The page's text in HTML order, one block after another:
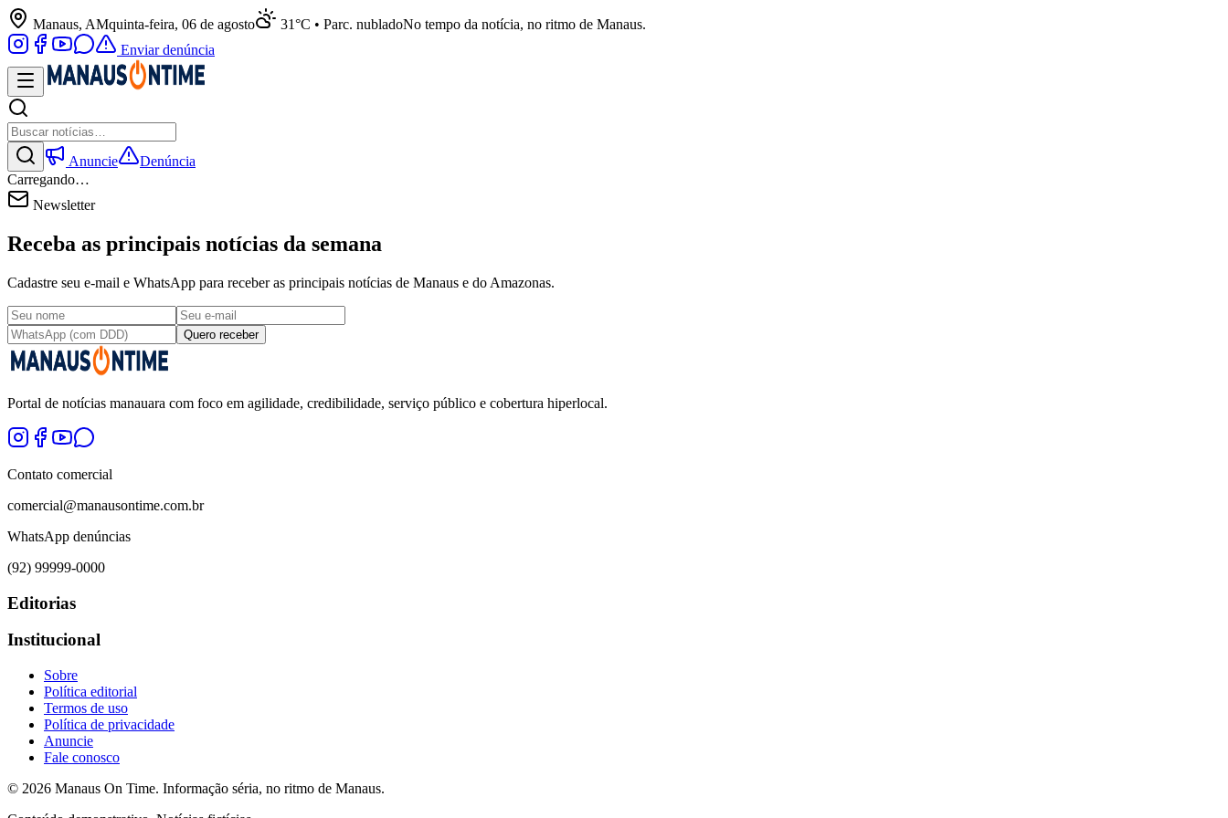
Manaus, AMquinta-feira, 06 de agosto 31°C • Parc. nubladoNo tempo da notícia, no ritmo de Manaus.
Enviar denúncia
Anuncie
Denúncia
Carregando…
Newsletter
Receba as principais notícias da semana
Cadastre seu e-mail e WhatsApp para receber as principais notícias de Manaus e do Amazonas.
Quero receber
Portal de notícias manauara com foco em agilidade, credibilidade, serviço público e cobertura hiperlocal.
Contato comercial
comercial@manausontime.com.br
WhatsApp denúncias
(92) 99999-0000
Editorias
Institucional
Sobre
Política editorial
Termos de uso
Política de privacidade
Anuncie
Fale conosco
© 2026 Manaus On Time. Informação séria, no ritmo de Manaus.